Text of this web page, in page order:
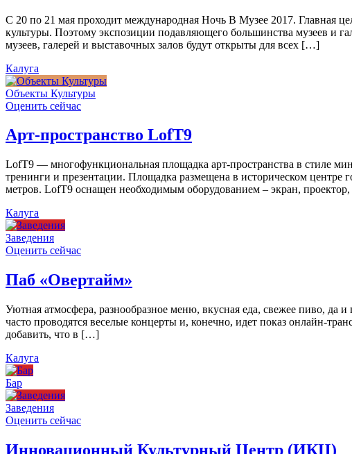
С 20 по 21 мая проходит международная Ночь В Музее 2017. Главная
культуры. Поэтому экспозиции подавляющего большинства музеев и
музеев, галерей и выставочных залов будут открыты для всех […]
Калуга
Объекты Культуры
Оценить сейчас
Арт-пространство LofT9
LofT9 — многофункциональная площадка арт-пространства в стиле
тренинги и презентации. Площадка размещена в историческом центре
метров. LofT9 оснащен необходимым оборудованием – экран,
Калуга
Заведения
Оценить сейчас
Паб «Овертайм»
Уютная атмосфера, разнообразное меню, вкусная еда, свежее пиво,
часто проводятся веселые концерты и, конечно, идет показ онлайн-
добавить, что в […]
Калуга
Бар
Заведения
Оценить сейчас
Инновационный Культурный Центр (ИКЦ)